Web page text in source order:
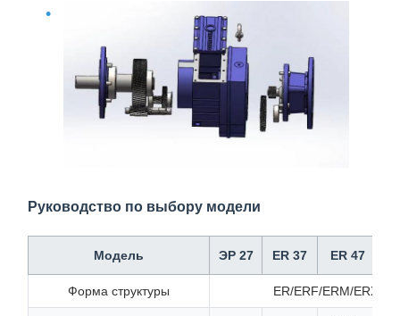
Руководство по выбору модели
Модель ЭР 27 ER 37 ER 47
Форма структуры ER/ERF/ERM/ERX/